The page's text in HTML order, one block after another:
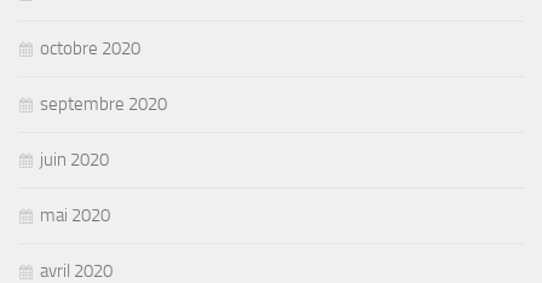
octobre 2020
septembre 2020
juin 2020
mai 2020
avril 2020